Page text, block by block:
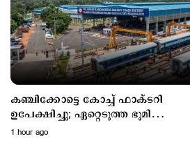
Police Stories
15 വയസുകാരനെ കാറിടിച്ച്
പ്രിയരഞ്ജന്‍റെ ശിക്ഷ സുപ്രീം
10 hours ago
കഞ്ചിക്കോട്ടെ കോച്ച് ഫാക്ടറി
ഉപേക്ഷിച്ചു; ഏറ്റെടുത്ത ഭൂമി
എന്തുചെയ്യും?
1 hour ago